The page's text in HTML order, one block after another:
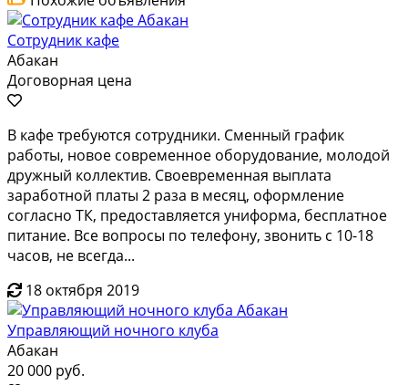
Сотрудник кафе
Абакан
Договорная цена
В кафе требуются сотрудники. Сменный график
работы, новое современное оборудование, молодой
дружный коллектив. Своевременная выплата
заработной платы 2 раза в месяц, оформление
согласно ТК, предоставляется униформа, бесплатное
питание. Все вопросы по телефону, звонить с 10-18
часов, не всегда...
18 октября 2019
Управляющий ночного клуба
Абакан
20 000 руб.